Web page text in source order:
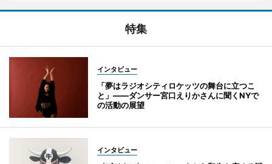
特集
インタビュー
「夢はラジオシティロケッツの舞台に立つこ
と」――ダンサー宮口えりかさんに聞くNYで
の活動の展望
インタビュー